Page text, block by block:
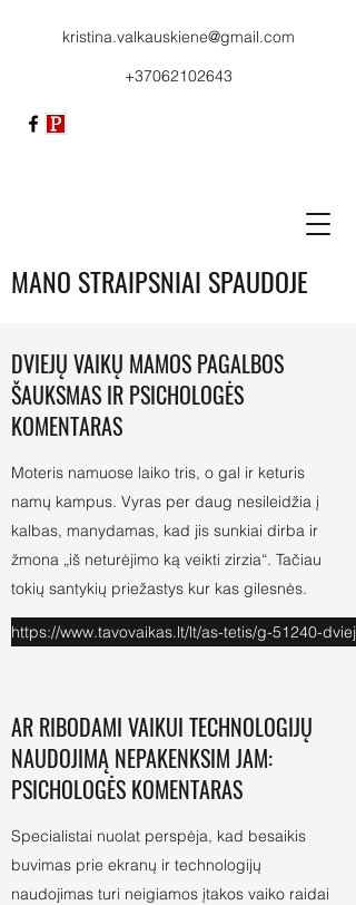
kristina.valkauskiene@gmail.com
+37062102643
MANO STRAIPSNIAI SPAUDOJE
DVIEJŲ VAIKŲ MAMOS PAGALBOS
ŠAUKSMAS IR PSICHOLOGĖS
KOMENTARAS
Moteris namuose laiko tris, o gal ir keturis
namų kampus. Vyras per daug nesileidžia į
kalbas, manydamas, kad jis sunkiai dirba ir
žmona „iš neturėjimo ką veikti zirzia“. Tačiau
tokių santykių priežastys kur kas gilesnės.
https://www.tavovaikas.lt/lt/as-tetis/g-51240-
AR RIBODAMI VAIKUI TECHNOLOGIJŲ
NAUDOJIMĄ NEPAKENKSIM JAM:
PSICHOLOGĖS KOMENTARAS
Specialistai nuolat perspėja, kad besaikis
buvimas prie ekranų ir technologijų
naudojimas turi neigiamos įtakos vaiko raidai